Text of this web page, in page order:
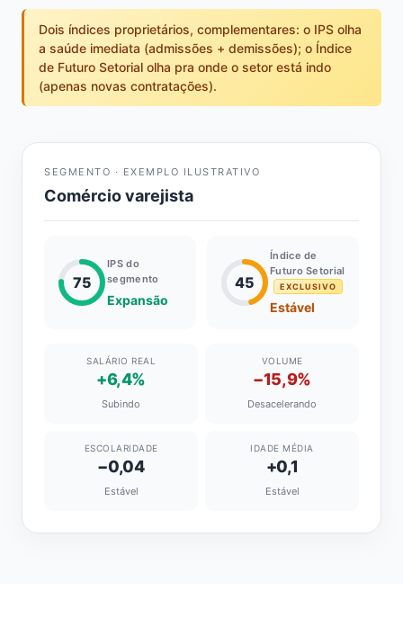
Dois índices proprietários, complementares: o IPS olha
a saúde imediata (admissões + demissões); o Índice
de Futuro Setorial olha pra onde o setor está indo
(apenas novas contratações).
SEGMENTO · EXEMPLO ILUSTRATIVO
Comércio varejista
75
IPS do
segmento
Expansão
45
Índice de
Futuro Setorial
EXCLUSIVO
Estável
SALÁRIO REAL
+6,4%
Subindo
VOLUME
−15,9%
Desacelerando
ESCOLARIDADE
−0,04
Estável
IDADE MÉDIA
+0,1
Estável